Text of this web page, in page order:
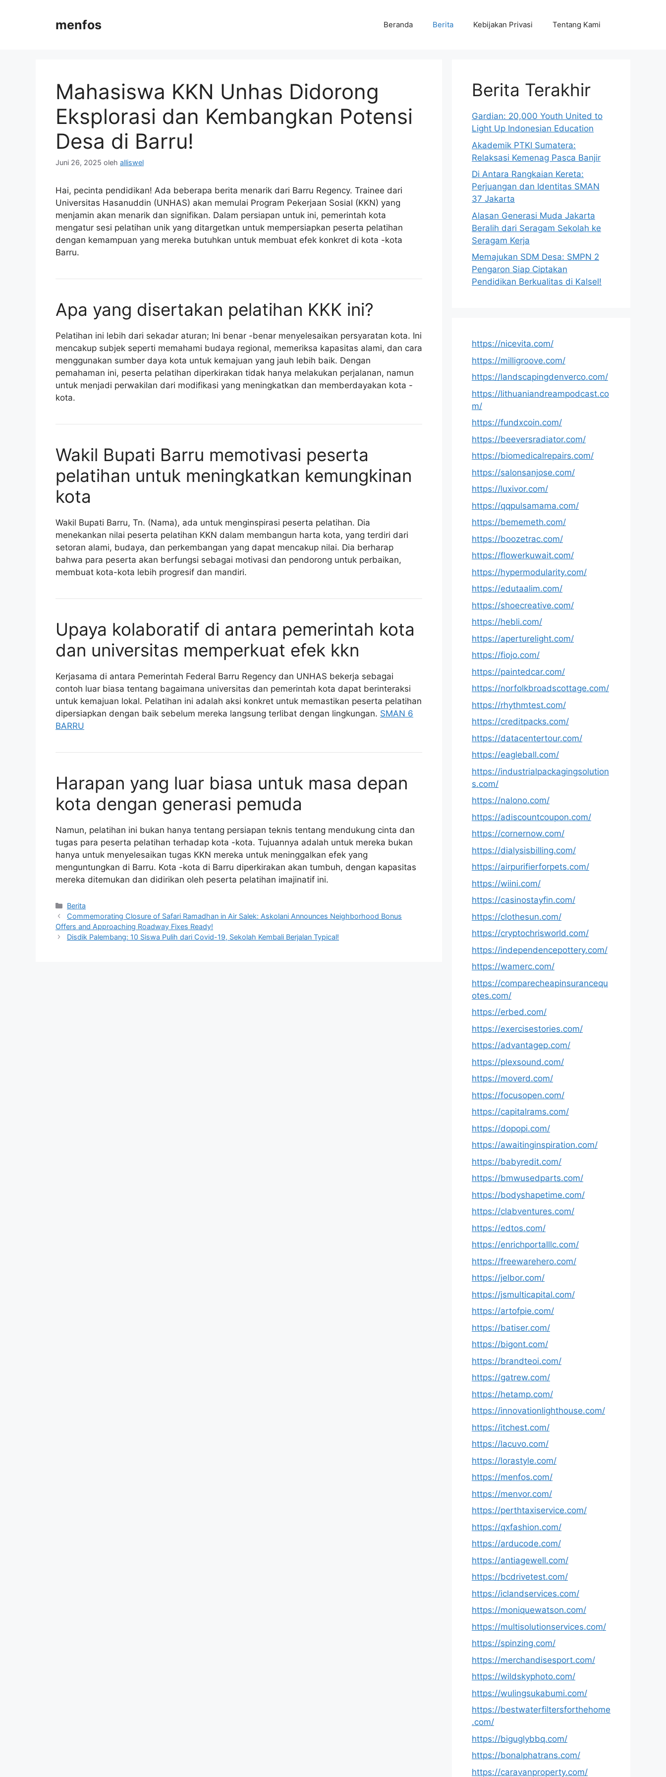
menfos Beranda Berita Kebijakan Privasi Tentang Kami
Mahasiswa KKN Unhas Didorong
Eksplorasi dan Kembangkan Potensi
Desa di Barru!
Juni 26, 2025 oleh alliswel
Hai, pecinta pendidikan! Ada beberapa berita menarik dari Barru Regency. Trainee dari
Universitas Hasanuddin (UNHAS) akan memulai Program Pekerjaan Sosial (KKN) yang
menjamin akan menarik dan signifikan. Dalam persiapan untuk ini, pemerintah kota
mengatur sesi pelatihan unik yang ditargetkan untuk mempersiapkan peserta pelatihan
dengan kemampuan yang mereka butuhkan untuk membuat efek konkret di kota -kota
Barru.
Apa yang disertakan pelatihan KKK ini?
Pelatihan ini lebih dari sekadar aturan; Ini benar -benar menyelesaikan persyaratan kota. Ini
mencakup subjek seperti memahami budaya regional, memeriksa kapasitas alami, dan cara
menggunakan sumber daya kota untuk kemajuan yang jauh lebih baik. Dengan
pemahaman ini, peserta pelatihan diperkirakan tidak hanya melakukan perjalanan, namun
untuk menjadi perwakilan dari modifikasi yang meningkatkan dan memberdayakan kota -
kota.
Wakil Bupati Barru memotivasi peserta
pelatihan untuk meningkatkan kemungkinan
kota
Wakil Bupati Barru, Tn. (Nama), ada untuk menginspirasi peserta pelatihan. Dia
menekankan nilai peserta pelatihan KKN dalam membangun harta kota, yang terdiri dari
setoran alami, budaya, dan perkembangan yang dapat mencakup nilai. Dia berharap
bahwa para peserta akan berfungsi sebagai motivasi dan pendorong untuk perbaikan,
membuat kota-kota lebih progresif dan mandiri.
Upaya kolaboratif di antara pemerintah kota
dan universitas memperkuat efek kkn
Kerjasama di antara Pemerintah Federal Barru Regency dan UNHAS bekerja sebagai
contoh luar biasa tentang bagaimana universitas dan pemerintah kota dapat berinteraksi
untuk kemajuan lokal. Pelatihan ini adalah aksi konkret untuk memastikan peserta pelatihan
dipersiapkan dengan baik sebelum mereka langsung terlibat dengan lingkungan. SMAN 6
BARRU
Harapan yang luar biasa untuk masa depan
kota dengan generasi pemuda
Namun, pelatihan ini bukan hanya tentang persiapan teknis tentang mendukung cinta dan
tugas para peserta pelatihan terhadap kota -kota. Tujuannya adalah untuk mereka bukan
hanya untuk menyelesaikan tugas KKN mereka untuk meninggalkan efek yang
menguntungkan di Barru. Kota -kota di Barru diperkirakan akan tumbuh, dengan kapasitas
mereka ditemukan dan didirikan oleh peserta pelatihan imajinatif ini.
Kategori
Berita
Commemorating Closure of Safari Ramadhan in Air Salek: Askolani Announces Neighborhood Bonus
Offers and Approaching Roadway Fixes Ready!
Disdik Palembang: 10 Siswa Pulih dari Covid-19, Sekolah Kembali Berjalan Typical!
Berita Terakhir
Gardian: 20,000 Youth United to
Light Up Indonesian Education
Akademik PTKI Sumatera:
Relaksasi Kemenag Pasca Banjir
Di Antara Rangkaian Kereta:
Perjuangan dan Identitas SMAN
37 Jakarta
Alasan Generasi Muda Jakarta
Beralih dari Seragam Sekolah ke
Seragam Kerja
Memajukan SDM Desa: SMPN 2
Pengaron Siap Ciptakan
Pendidikan Berkualitas di Kalsel!
https://nicevita.com/
https://milligroove.com/
https://landscapingdenverco.com/
https://lithuaniandreampodcast.co
m/
https://fundxcoin.com/
https://beeversradiator.com/
https://biomedicalrepairs.com/
https://salonsanjose.com/
https://luxivor.com/
https://qqpulsamama.com/
https://bememeth.com/
https://boozetrac.com/
https://flowerkuwait.com/
https://hypermodularity.com/
https://edutaalim.com/
https://shoecreative.com/
https://hebli.com/
https://aperturelight.com/
https://fiojo.com/
https://paintedcar.com/
https://norfolkbroadscottage.com/
https://rhythmtest.com/
https://creditpacks.com/
https://datacentertour.com/
https://eagleball.com/
https://industrialpackagingsolution
s.com/
https://nalono.com/
https://adiscountcoupon.com/
https://cornernow.com/
https://dialysisbilling.com/
https://airpurifierforpets.com/
https://wiini.com/
https://casinostayfin.com/
https://clothesun.com/
https://cryptochrisworld.com/
https://independencepottery.com/
https://wamerc.com/
https://comparecheapinsurancequ
otes.com/
https://erbed.com/
https://exercisestories.com/
https://advantagep.com/
https://plexsound.com/
https://moverd.com/
https://focusopen.com/
https://capitalrams.com/
https://dopopi.com/
https://awaitinginspiration.com/
https://babyredit.com/
https://bmwusedparts.com/
https://bodyshapetime.com/
https://clabventures.com/
https://edtos.com/
https://enrichportalllc.com/
https://freewarehero.com/
https://jelbor.com/
https://jsmulticapital.com/
https://artofpie.com/
https://batiser.com/
https://bigont.com/
https://brandteoi.com/
https://gatrew.com/
https://hetamp.com/
https://innovationlighthouse.com/
https://itchest.com/
https://lacuvo.com/
https://lorastyle.com/
https://menfos.com/
https://menvor.com/
https://perthtaxiservice.com/
https://qxfashion.com/
https://arducode.com/
https://antiagewell.com/
https://bcdrivetest.com/
https://iclandservices.com/
https://moniquewatson.com/
https://multisolutionservices.com/
https://spinzing.com/
https://merchandisesport.com/
https://wildskyphoto.com/
https://wulingsukabumi.com/
https://bestwaterfiltersforthehome
.com/
https://biguglybbq.com/
https://bonalphatrans.com/
https://caravanproperty.com/